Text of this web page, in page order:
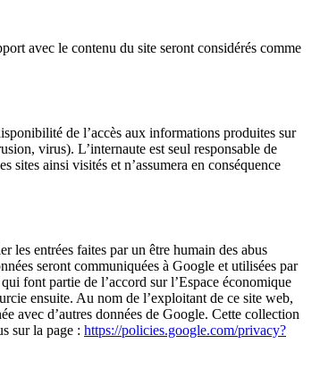
avec le contenu du site seront considérés comme
de l’accès aux informations produites sur
virus). L’internaute est seul responsable de
ainsi visités et n’assumera en conséquence
entrées faites par un être humain des abus
seront communiquées à Google et utilisées par
font partie de l’accord sur l’Espace économique
ensuite. Au nom de l’exploitant de ce site web,
avec d’autres données de Google. Cette collection
sur la page : https://policies.google.com/privacy?